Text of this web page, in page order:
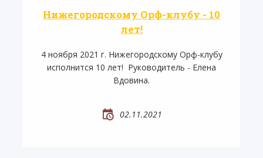
Нижегородскому Орф-клубу - 10
лет!
4 ноября 2021 г. Нижегородскому Орф-клубу
исполнится 10 лет! Руководитель - Елена
Вдовина.
02.11.2021